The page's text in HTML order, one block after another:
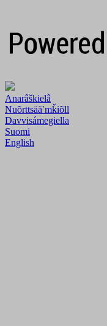
Anarâškielâ
Nuõrttsääʹmǩiõll
Davvisámegiella
Suomi
English